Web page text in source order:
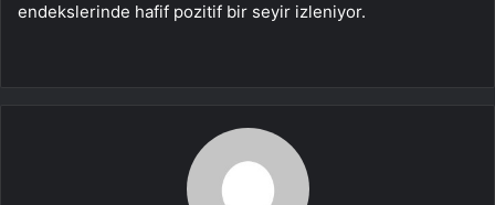
endekslerinde hafif pozitif bir seyir izleniyor.